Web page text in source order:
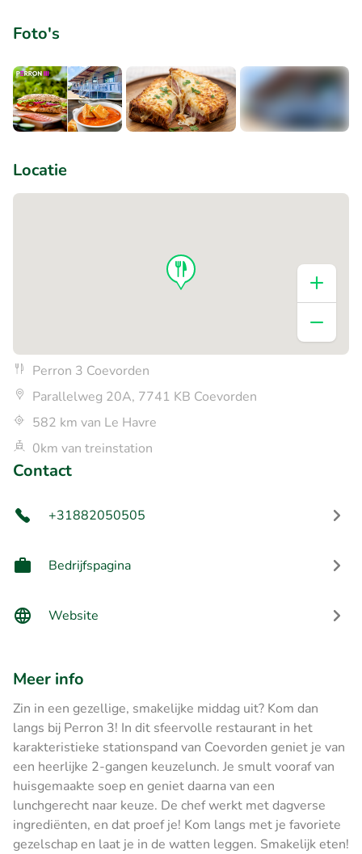
Foto's
Locatie
Perron 3 Coevorden
Parallelweg 20A, 7741 KB Coevorden
582 km van Le Havre
0km van treinstation
Contact
+31882050505
Bedrijfspagina
Website
Meer info
Zin in een gezellige, smakelijke middag uit? Kom dan
langs bij Perron 3! In dit sfeervolle restaurant in het
karakteristieke stationspand van Coevorden geniet je van
een heerlijke 2-gangen keuzelunch. Je smult vooraf van
huisgemaakte soep en geniet daarna van een
lunchgerecht naar keuze. De chef werkt met dagverse
ingrediënten, en dat proef je! Kom langs met je favoriete
gezelschap en laat je in de watten leggen. Smakelijk eten!